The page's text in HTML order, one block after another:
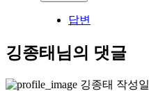
답변
깅종태님의 댓글
깅종태 작성일